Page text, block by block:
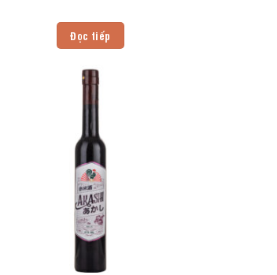
Đọc tiếp